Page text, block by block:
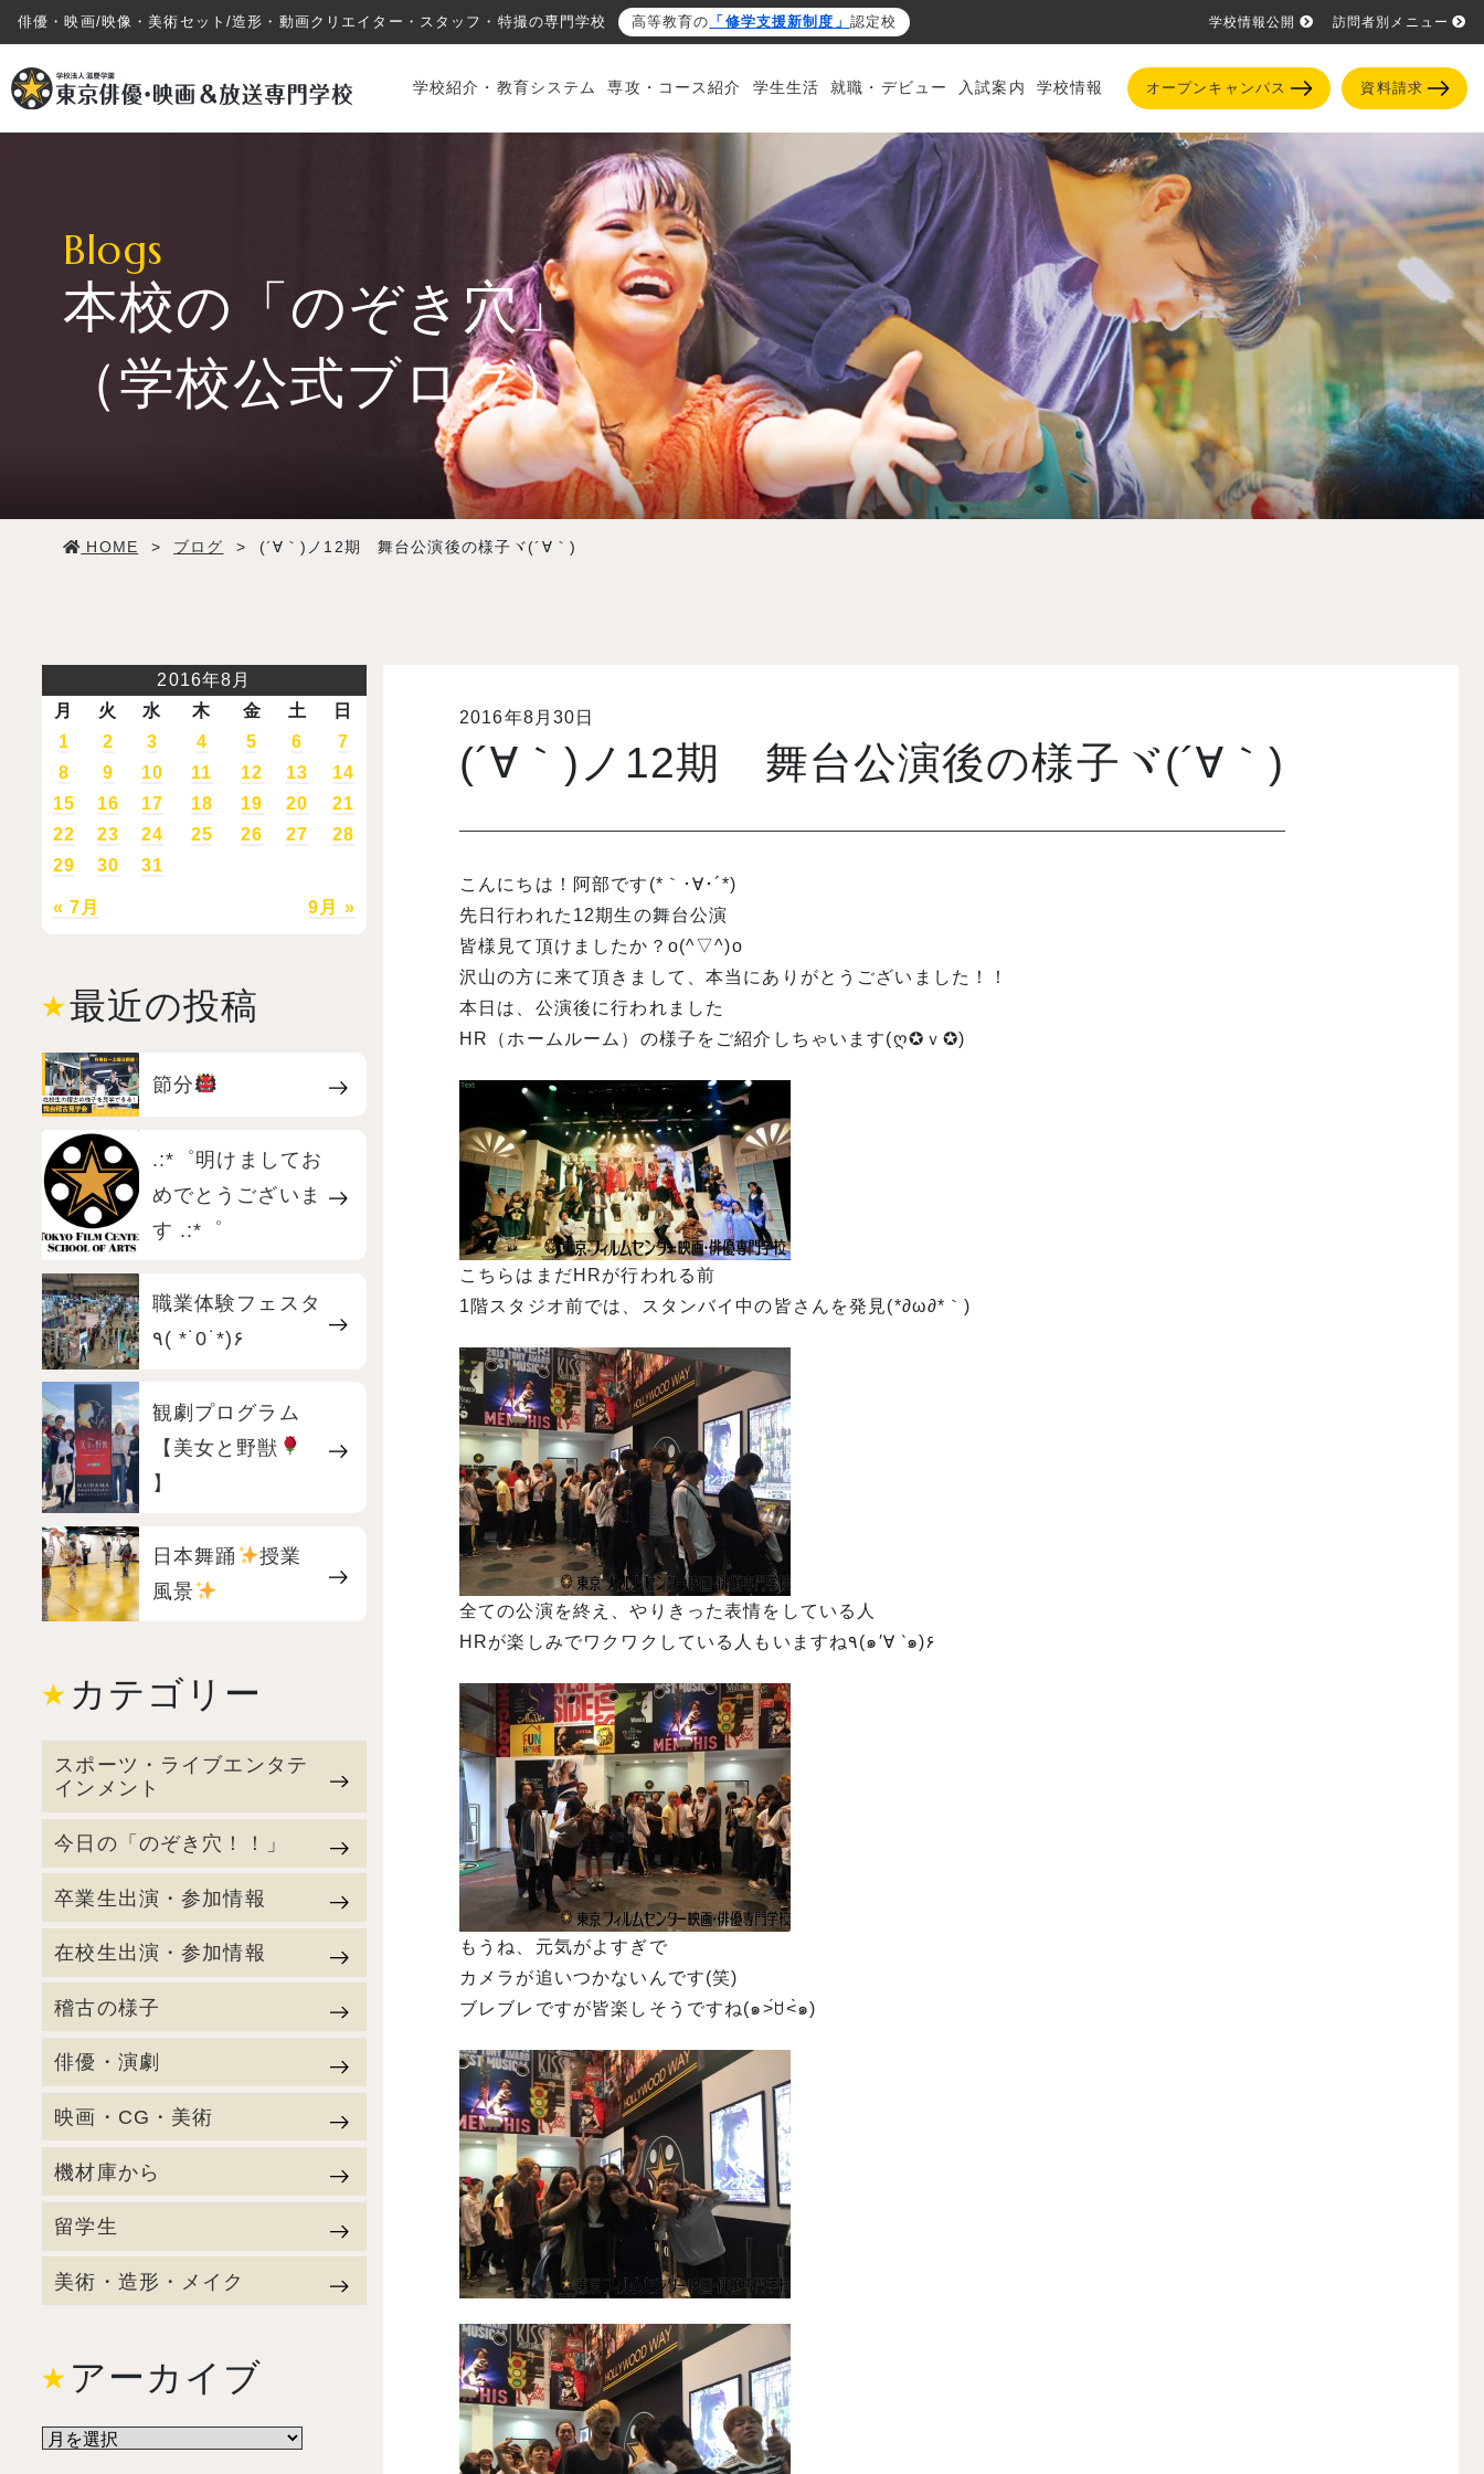
俳優・映画/映像・美術セット/造形・動画クリエイター・スタッフ・特撮の専門学校 高等教育の 「修学支援新制度」 認定校 学校情報公開 訪問者別メニュー
学校紹介・教育システム 専攻・コース紹介 学生生活 就職・デビュー 入試案内 学校情報 オープンキャンパス 資料請求
専攻・コース紹介
学校情報
オープンキャンパス
Blogs
本校の「のぞき穴」
（学校公式ブログ）
HOME > ブログ > (´∀｀)ノ12期 舞台公演後の様子ヾ(´∀｀)
2016年8月30日
(´∀｀)ノ12期 舞台公演後の様子ヾ(´∀｀)
こんにちは！阿部です(*｀･∀･´*)
先日行われた12期生の舞台公演
皆様見て頂けましたか？o(^▽^)o
沢山の方に来て頂きまして、本当にありがとうございました！！
本日は、公演後に行われました
HR（ホームルーム）の様子をご紹介しちゃいます(ღ✪ｖ✪)
こちらはまだHRが行われる前
1階スタジオ前では、スタンバイ中の皆さんを発見(*∂ω∂*｀)
全ての公演を終え、やりきった表情をしている人
HRが楽しみでワクワクしている人もいますね٩(๑′∀ ‵๑)۶
もうね、元気がよすぎで
カメラが追いつかないんです(笑)
ブレブレですが皆楽しそうですね(๑˃́ꇴ˂̀๑)
2016年8月
月
火 水 木 金 土 日
« 7月 9月 »
1 2 3 4 5 6
7
8
9 10 11 12 13
14
15
16 17 18 19 20
21
22
23 24 25 26 27
28
29
30 31
最近の投稿
節分
.:*゜明けましてお
めでとうございま
す .:*゜
職業体験フェスタ
٩( *˙0˙*)۶
観劇プログラム
【美女と野獣
】
日本舞踊
授業
風景
カテゴリー
スポーツ・ライブエンタテ
インメント
今日の「のぞき穴！！」
卒業生出演・参加情報
在校生出演・参加情報
稽古の様子
俳優・演劇
映画・CG・美術
機材庫から
留学生
美術・造形・メイク
アーカイブ